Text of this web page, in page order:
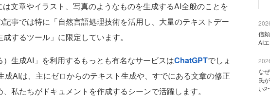
文章やイラスト、写真のようなものを生成するAI全般のことを
事では特に「自然言語処理技術を活用し、大量のテキストデー
するツール」に限定しています。
生成AI」を利用するもっとも有名なサービスはChatGPTでしょ
成AIは、主にゼロからのテキスト生成や、すでにある文章の修正
私たちがドキュメントを作成するシーンで活躍します。
信
AI
な
氏
い2